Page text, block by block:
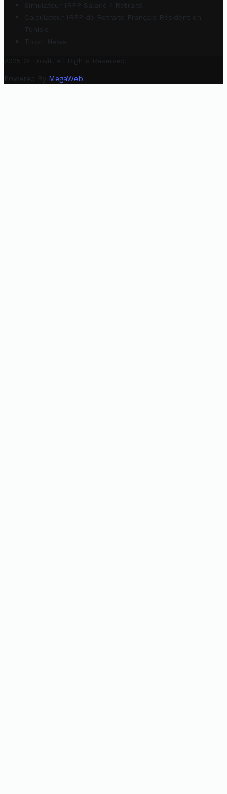
Simulateur IRPP Salarié / Retraité
Calculateur IRPP de Retraité Français Résident en
Tunisie
Trovit News
2025 © Trovit. All Rights Reserved.
Powered By MegaWeb